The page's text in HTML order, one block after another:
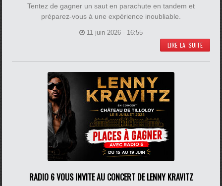
Tentez de gagner un saut en parachute en tandem et
préparez-vous à une expérience inoubliable.
11 juin 2026 - 16:55
LIRE LA SUITE
RADIO 6 VOUS INVITE AU CONCERT DE LENNY KRAVITZ